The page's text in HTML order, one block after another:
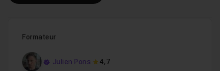
Formateur
Julien Pons
4,7